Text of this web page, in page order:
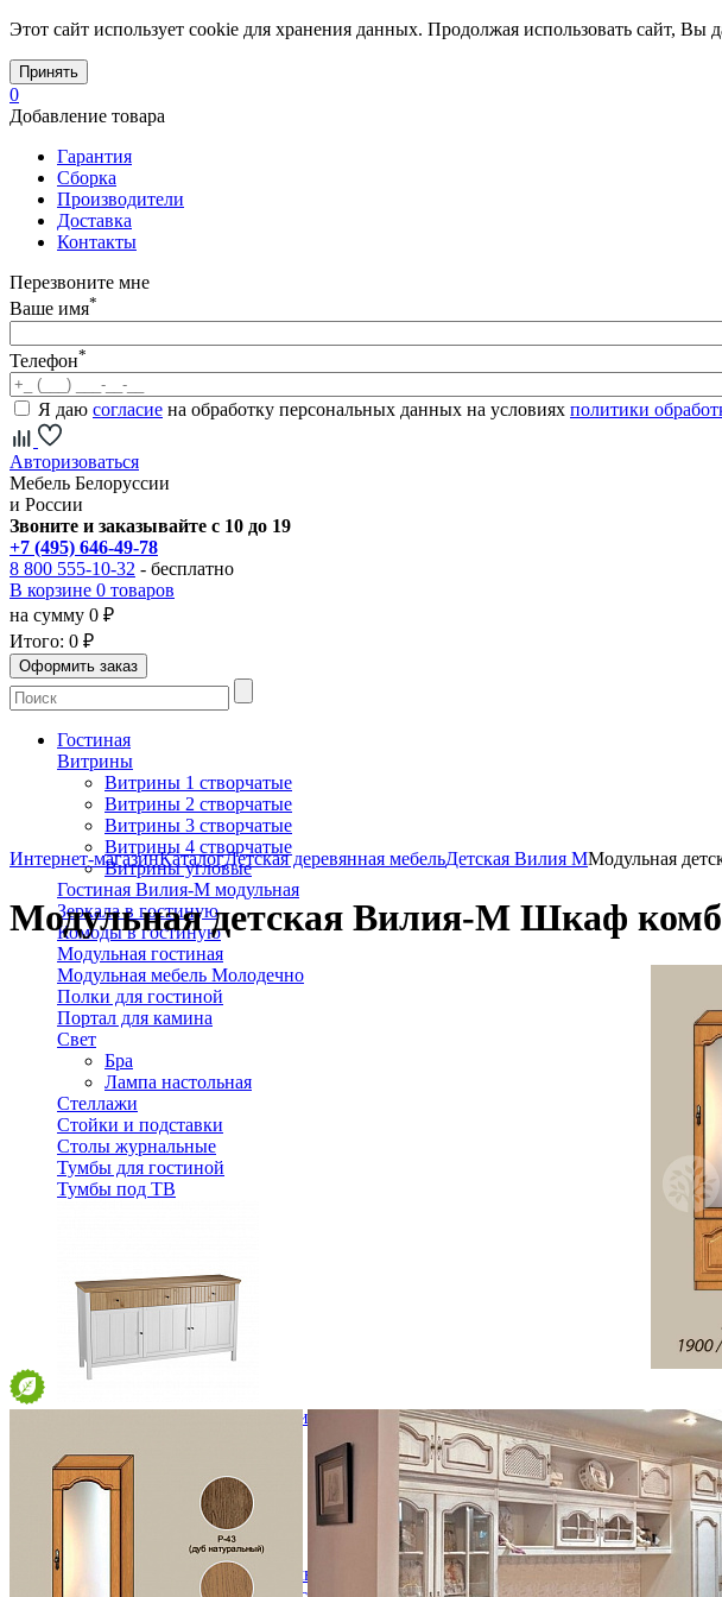
Этот сайт использует cookie для хранения данных. Продолжая использовать сайт, Вы
Принять
0
Добавление товара
Гарантия
Сборка
Производители
Доставка
Контакты
Перезвоните мне
Ваше имя*
Телефон*
Я даю согласие на обработку персональных данных на условиях политики
Авторизоваться
Мебель Белоруссии
и России
Звоните и заказывайте с 10 до 19
+7 (495) 646-49-78
8 800 555-10-32 - бесплатно
В корзине 0 товаров
на сумму 0 ₽
Итого: 0 ₽
Гостиная
Витрины
Витрины 1 створчатые
Витрины 2 створчатые
Витрины 3 створчатые
Витрины 4 створчатые
Витрины угловые
Гостиная Вилия-М модульная
Зеркала в гостиную
Комоды в гостиную
Модульная гостиная
Модульная мебель Молодечно
Полки для гостиной
Портал для камина
Свет
Бра
Лампа настольная
Стеллажи
Стойки и подставки
Столы журнальные
Тумбы для гостиной
Тумбы под ТВ
Тумба Сканди 33 глухие двери белый/антик
52 660 ₽
В корзину
Спальня
Деревянные кровати с подъемным механизмом
Интернет-магазинКаталогДетская деревянная мебельДетская Вилия ММодульная
Модульная детская Вилия-М Шкаф